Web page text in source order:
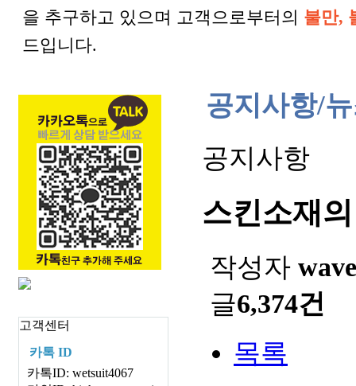
을 추구하고 있으며 고객으로부터의 불만,
드입니다.
고객센터
카톡 ID
카톡ID: wetsuit4067
공지사항/
공지사항
스킨소재
작성자 wave
글6,374건
목록